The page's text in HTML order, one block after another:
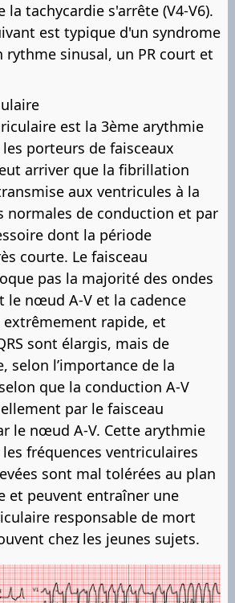
la tachycardie s'arrête (V4-V6).
est typique d'un syndrome
rythme sinusal, un PR court et
est la 3ème arythmie
porteurs de faisceaux
arriver que la fibrillation
aux ventricules à la
normales de conduction et par
dont la période
courte. Le faisceau
pas la majorité des ondes
le nœud A-V et la cadence
rapide, et
sont élargis, mais de
selon l’importance de la
que la conduction A-V
par le faisceau
le nœud A-V. Cette arythmie
fréquences ventriculaires
sont mal tolérées au plan
et peuvent entraîner une
responsable de mort
chez les jeunes sujets.